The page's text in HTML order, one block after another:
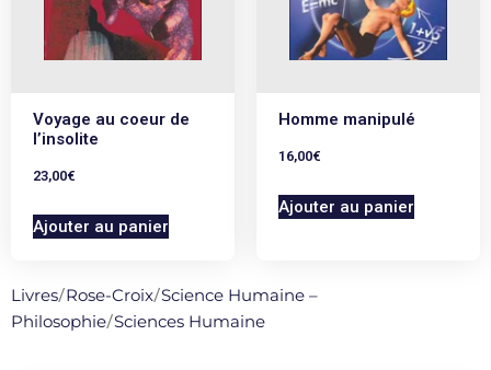
Voyage au coeur de
l’insolite
23,00€
Ajouter au panier
Homme manipulé
16,00€
Ajouter au panier
Livres/Rose-Croix/Science Humaine –
Philosophie/Sciences Humaine